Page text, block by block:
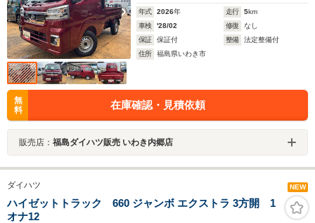
年式 2026年 走行 5km
車検
'28/02 修復
なし
保証
保証付 整備
法定整備付
住所
福島県いわき市
無
料
在庫確認・見積依頼
販売店： 福島ダイハツ販売 いわき内郷店
ダイハツ NEW
ハイゼットトラック 660 ジャンボ エクストラ 3方開 1
オナ12